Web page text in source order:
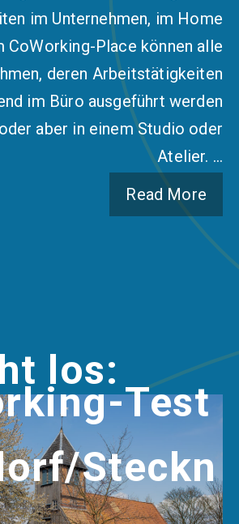
im Unternehmen, im Home
CoWorking-Place können alle
deren Arbeitstätigkeiten
im Büro ausgeführt werden
aber in einem Studio oder
Atelier. …
Read More
los:
Test
Steckn